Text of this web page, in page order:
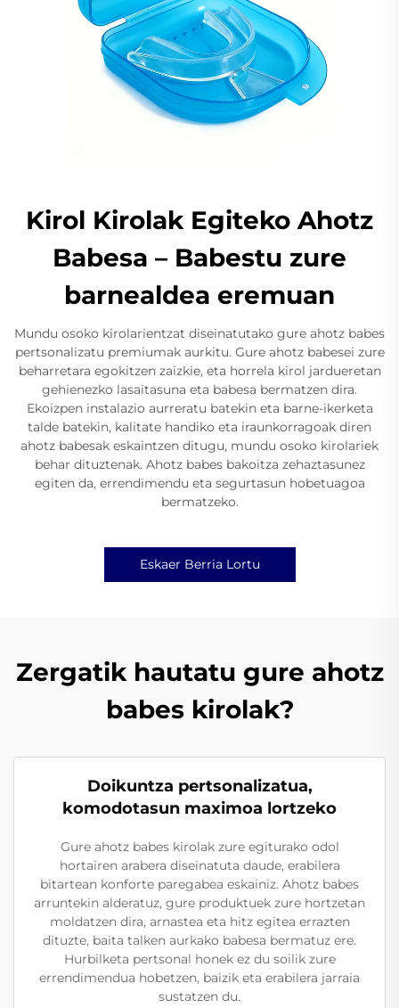
Kirol Kirolak Egiteko Ahotz
Babesa – Babestu zure
barnealdea eremuan
Mundu osoko kirolarientzat diseinatutako gure ahotz babes
pertsonalizatu premiumak aurkitu. Gure ahotz babesei zure
beharretara egokitzen zaizkie, eta horrela kirol jardueretan
gehienezko lasaitasuna eta babesa bermatzen dira.
Ekoizpen instalazio aurreratu batekin eta barne-ikerketa
talde batekin, kalitate handiko eta iraunkorragoak diren
ahotz babesak eskaintzen ditugu, mundu osoko kirolariek
behar dituztenak. Ahotz babes bakoitza zehaztasunez
egiten da, errendimendu eta segurtasun hobetuagoa
bermatzeko.
Eskaer Berria Lortu
Zergatik hautatu gure ahotz
babes kirolak?
Doikuntza pertsonalizatua,
komodotasun maximoa lortzeko
Gure ahotz babes kirolak zure egiturako odol
hortairen arabera diseinatuta daude, erabilera
bitartean konforte paregabea eskainiz. Ahotz babes
arruntekin alderatuz, gure produktuek zure hortzetan
moldatzen dira, arnastea eta hitz egitea errazten
dituzte, baita talken aurkako babesa bermatuz ere.
Hurbilketa pertsonal honek ez du soilik zure
errendimendua hobetzen, baizik eta erabilera jarraia
sustatzen du.